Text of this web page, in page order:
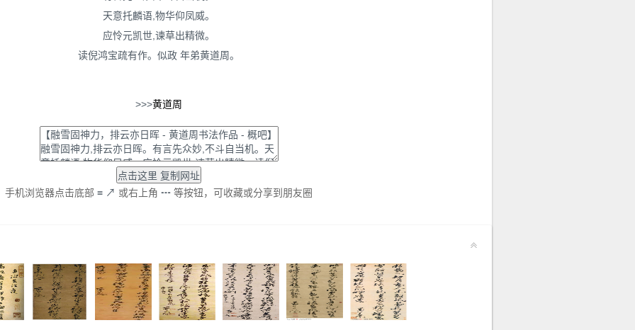
天意托麟语,物华仰凤威。
应怜元凯世,谏草出精微。
读倪鸿宝疏有作。似政 年弟黄道周。
>>>黄道周
手机浏览器点击底部 ≡ ↗ 或右上角 ┅ 等按钮，可收藏或分享到朋友圈